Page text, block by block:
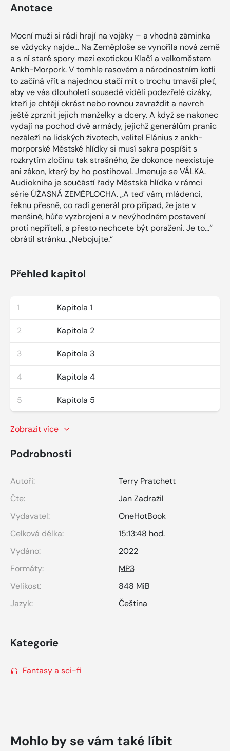
Anotace
Mocní muži si rádi hrají na vojáky – a vhodná záminka
se vždycky najde… Na Zeměploše se vynořila nová země
a s ní staré spory mezi exotickou Klačí a velkoměstem
Ankh-Morpork. V tomhle rasovém a národnostním kotli
to začíná vřít a najednou stačí mít o trochu tmavší pleť,
aby ve vás dlouholetí sousedé viděli podezřelé cizáky,
kteří je chtějí okrást nebo rovnou zavraždit a navrch
ještě zprznit jejich manželky a dcery. A když se nakonec
vydají na pochod dvě armády, jejichž generálům pranic
nezáleží na lidských životech, velitel Elánius z ankh-
morporské Městské hlídky si musí sakra pospíšit s
rozkrytím zločinu tak strašného, že dokonce neexistuje
ani zákon, který by ho postihoval. Jmenuje se VÁLKA.
Audiokniha je součástí řady Městská hlídka v rámci
série ÚŽASNÁ ZEMĚPLOCHA. „A teď vám, mládenci,
řeknu přesně, co radí generál pro případ, že jste v
menšině, hůře vyzbrojeni a v nevýhodném postavení
proti nepříteli, a přesto nechcete být poraženi. Je to...“
obrátil stránku. „Nebojujte.“
Přehled kapitol
1 Kapitola 1
2 Kapitola 2
3 Kapitola 3
4 Kapitola 4
5 Kapitola 5
Zobrazit více
Podrobnosti
Autoři:
Terry Pratchett
Čte:
Jan Zadražil
Vydavatel:
OneHotBook
Celková délka:
15:13:48 hod.
Vydáno:
2022
Formáty:
MP3
Velikost:
848 MiB
Jazyk:
Čeština
Kategorie
Fantasy a sci-fi
Mohlo by se vám také líbit